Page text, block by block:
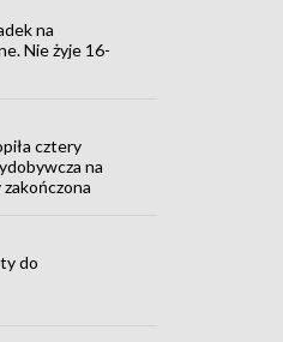
na
Nie żyje 16-
cztery
na
do